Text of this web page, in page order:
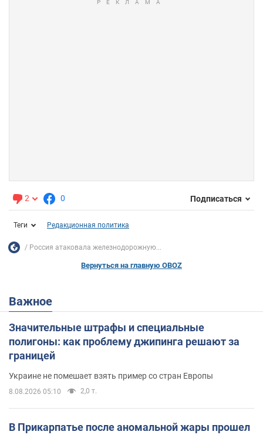
2 0 Подписаться
Теги Редакционная политика
Россия атаковала железнодорожную...
Вернуться на главную OBOZ
Важное
Значительные штрафы и специальные
полигоны: как проблему джипинга решают за
границей
Украине не помешает взять пример со стран Европы
8.08.2026 05:10 2,0 т.
В Прикарпатье после аномальной жары прошел